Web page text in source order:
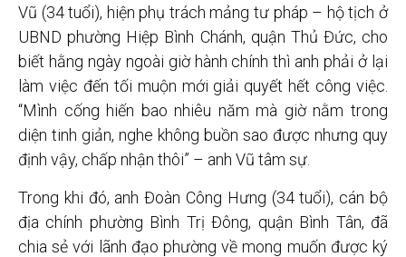
Vũ (34 tuổi), hiện phụ trách mảng tư pháp – hộ tịch ở
UBND phường Hiệp Bình Chánh, quận Thủ Đức, cho
biết hằng ngày ngoài giờ hành chính thì anh phải ở lại
làm việc đến tối muộn mới giải quyết hết công việc.
“Mình cống hiến bao nhiêu năm mà giờ nằm trong
diện tinh giản, nghe không buồn sao được nhưng quy
định vậy, chấp nhận thôi” – anh Vũ tâm sự.
Trong khi đó, anh Đoàn Công Hưng (34 tuổi), cán bộ
địa chính phường Bình Trị Đông, quận Bình Tân, đã
chia sẻ với lãnh đạo phường về mong muốn được ký